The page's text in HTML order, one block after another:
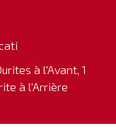
à l'Avant, 1
à l'Arrière